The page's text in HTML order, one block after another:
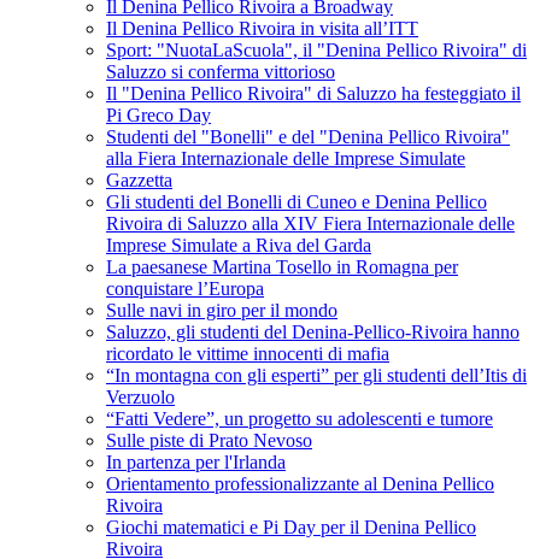
Il Denina Pellico Rivoira a Broadway
Il Denina Pellico Rivoira in visita all’ITT
Sport: "NuotaLaScuola", il "Denina Pellico Rivoira" di
Saluzzo si conferma vittorioso
Il "Denina Pellico Rivoira" di Saluzzo ha festeggiato il
Pi Greco Day
Studenti del "Bonelli" e del "Denina Pellico Rivoira"
alla Fiera Internazionale delle Imprese Simulate
Gazzetta
Gli studenti del Bonelli di Cuneo e Denina Pellico
Rivoira di Saluzzo alla XIV Fiera Internazionale delle
Imprese Simulate a Riva del Garda
La paesanese Martina Tosello in Romagna per
conquistare l’Europa
Sulle navi in giro per il mondo
Saluzzo, gli studenti del Denina-Pellico-Rivoira hanno
ricordato le vittime innocenti di mafia
“In montagna con gli esperti” per gli studenti dell’Itis di
Verzuolo
“Fatti Vedere”, un progetto su adolescenti e tumore
Sulle piste di Prato Nevoso
In partenza per l'Irlanda
Orientamento professionalizzante al Denina Pellico
Rivoira
Giochi matematici e Pi Day per il Denina Pellico
Rivoira